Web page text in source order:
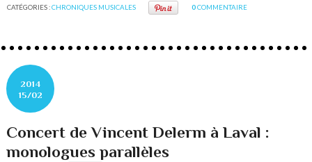
CATÉGORIES :CHRONIQUES MUSICALES 0COMMENTAIRE
2014
15/02
Concert de Vincent Delerm à Laval :
monologues parallèles